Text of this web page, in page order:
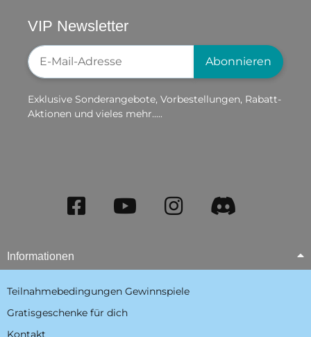
VIP Newsletter
Newsletter-Registrierung
Abonnieren
Exklusive Sonderangebote, Vorbestellungen, Rabatt-
Aktionen und vieles mehr.....
Informationen
Teilnahmebedingungen Gewinnspiele
Gratisgeschenke für dich
Kontakt